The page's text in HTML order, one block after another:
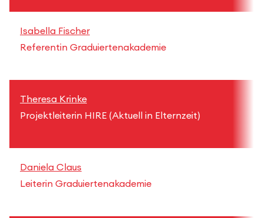
Isabella Fischer
Referentin Graduiertenakademie
Theresa Krinke
Projektleiterin HIRE (Aktuell in Elternzeit)
Daniela Claus
Leiterin Graduiertenakademie